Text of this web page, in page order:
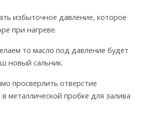
избыточное давление, которое
при нагреве.
то масло под давление будет
новый сальник.
просверлить отверстие
металлической пробке для залива